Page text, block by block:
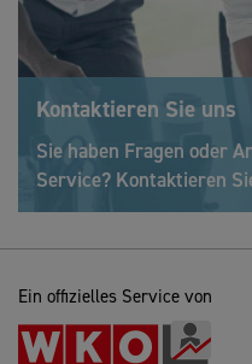
Kontaktieren Sie uns
Sie haben Fragen oder
Service? Kontaktieren
Ein offizielles Service von